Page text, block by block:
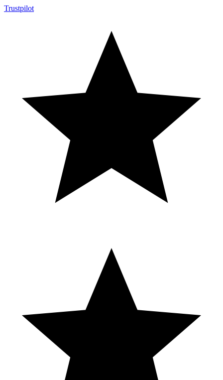
Trustpilot